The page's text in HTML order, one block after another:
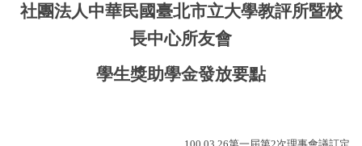
社團法人中華民國臺北市立大學教評所暨校
長中心所友會
學生獎助學金發放要點